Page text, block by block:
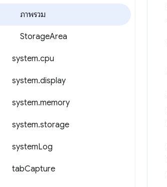
ภาพรวม
StorageArea
system.cpu
system.display
system.memory
system.storage
systemLog
tabCapture